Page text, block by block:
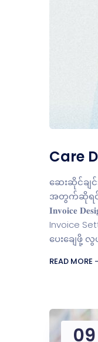
Care
ဆေးဆိုင်ခ
အတွက်ဆိုရင်
𝐈𝐧𝐯𝐨𝐢𝐜𝐞
Invoice
ပေးချေဖို့
READ MORE
09